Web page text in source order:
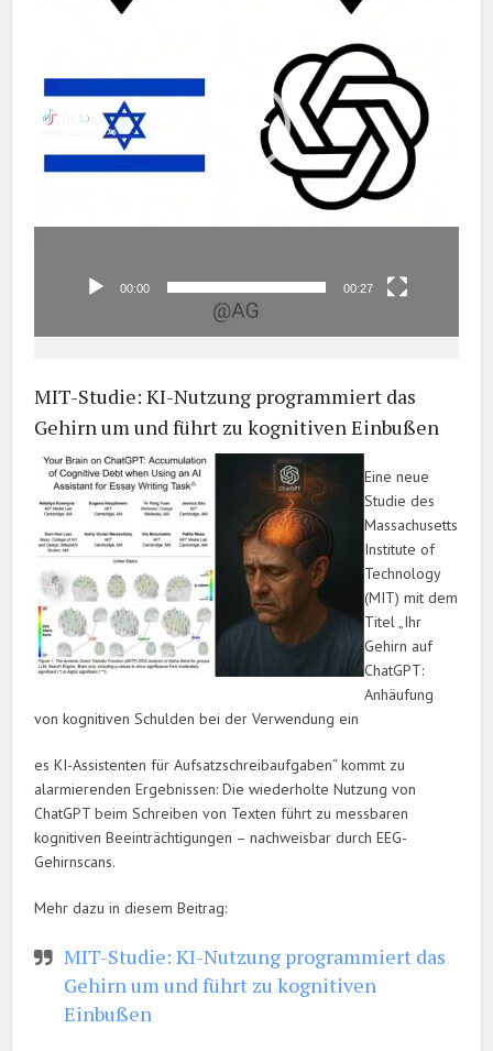
00:00 00:27
MIT-Studie: KI-Nutzung programmiert das
Gehirn um und führt zu kognitiven Einbußen
Eine neue
Studie des
Massachusetts
Institute of
Technology
(MIT) mit dem
Titel „Ihr
Gehirn auf
ChatGPT:
Anhäufung
von kognitiven Schulden bei der Verwendung ein
es KI-Assistenten für Aufsatzschreibaufgaben“ kommt zu
alarmierenden Ergebnissen: Die wiederholte Nutzung von
ChatGPT beim Schreiben von Texten führt zu messbaren
kognitiven Beeinträchtigungen – nachweisbar durch EEG-
Gehirnscans.
Mehr dazu in diesem Beitrag:
MIT-Studie: KI-Nutzung programmiert das
Gehirn um und führt zu kognitiven
Einbußen